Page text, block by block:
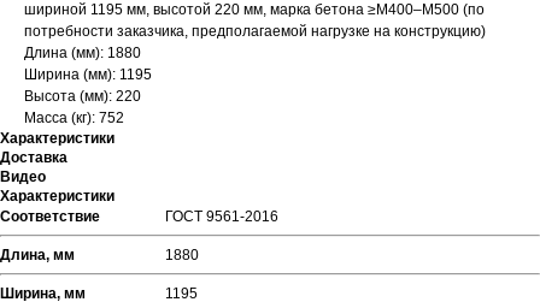
шириной 1195 мм, высотой 220 мм, марка бетона ≥М400–М500 (по
потребности заказчика, предполагаемой нагрузке на конструкцию)
Длина (мм): 1880
Ширина (мм): 1195
Высота (мм): 220
Масса (кг): 752
Характеристики
Доставка
Видео
Характеристики
Соответствие
ГОСТ 9561-2016
Длина, мм 1880
Ширина, мм 1195